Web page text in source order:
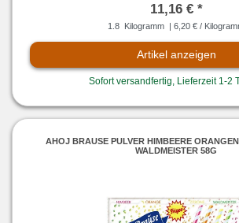
11,16 € *
1.8 Kilogramm | 6,20 € /
Artikel anzeigen
Sofort versandfertig, Lieferzeit 1-2
AHOJ BRAUSE PULVER HIMBEERE
WALDMEISTER 58G